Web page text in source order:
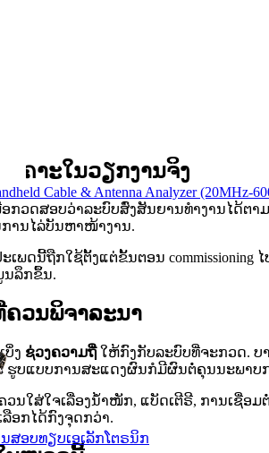
ເຄາະໃນວຽກງານຈິງ
ວດສອບວ່າລະບົບສົ່ງສັນຍານທໍາງານໄດ້ຕາມ
ການໄລ່ບັນຫາໜ້າງານ.
ພດນີ້ຖືກໃຊ້ຕັ້ງແຕ່ຂັ້ນຕອນ commissioning
ນລຶກຂຶ້ນ.
ຄວນພິຈາລະນາ
ບິ່ງ ຊ່ວງຄວາມຖີ່ໃຫ້ກົງກັບລະບົບທີ່ຈະກວດ. ບ
ຮູບແບບການສະແດງຜົນກໍມີຜົນຕໍ່ຄຸນນະພາບ
ນໃສ່ໃຈເລື່ອງນ້ໍາໜັກ, ແບັດເຕີຣີ, ການເຊື່ອ
ອກໄດ້ກົງຈຸດກວ່າ.
Cable & Antenna Analyzer (20MHz-
ນ​ສອບ​ທຽບ​ເອ​ເລັກ​ໂຕຣ​ນິກ​